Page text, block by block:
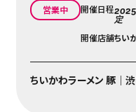
営業中 開催日程
定
開催店舗ちい
ちいかわラーメン 豚｜